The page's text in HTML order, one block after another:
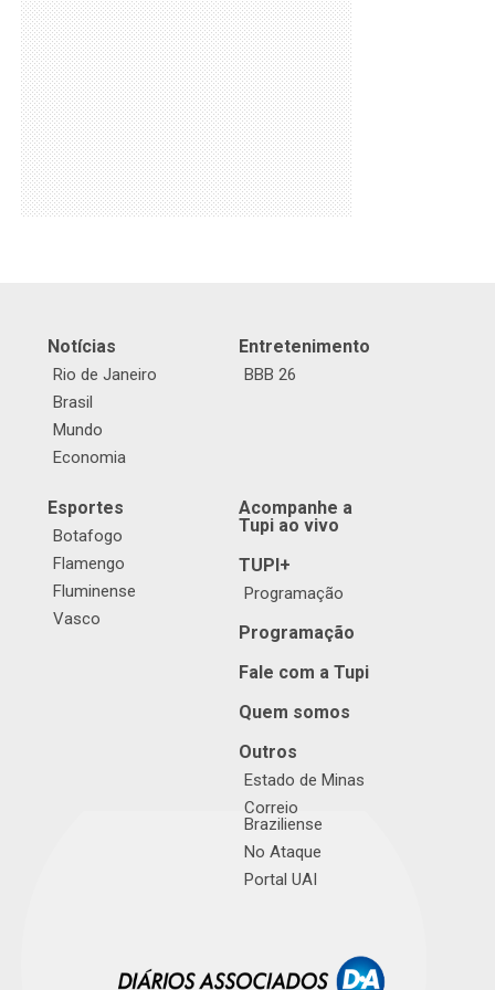
Notícias
Rio de Janeiro
Brasil
Mundo
Economia
Entretenimento
BBB 26
Esportes
Botafogo
Flamengo
Fluminense
Vasco
Acompanhe a
Tupi ao vivo
TUPI+
Programação
Programação
Fale com a Tupi
Quem somos
Outros
Estado de Minas
Correio
Braziliense
No Ataque
Portal UAI